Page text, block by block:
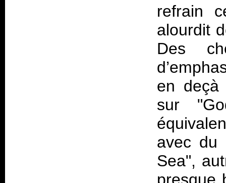
refrain
alourdit
Des
en deçà
sur
avec du
Sea",